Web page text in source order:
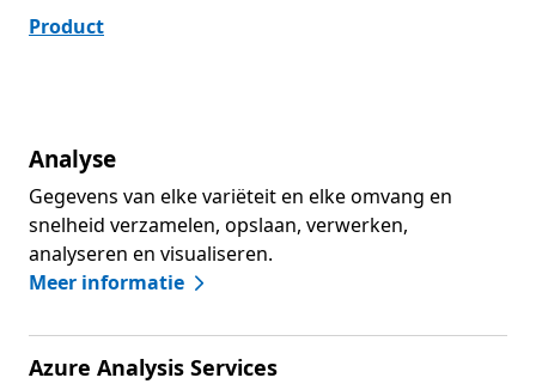
Product
Analyse
Gegevens van elke variëteit en elke omvang en
snelheid verzamelen, opslaan, verwerken,
analyseren en visualiseren.
Meer informatie
Azure Analysis Services